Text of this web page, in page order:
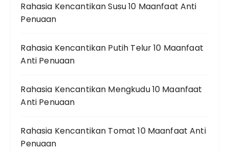
Rahasia Kencantikan Susu 10 Maanfaat Anti
Penuaan
Rahasia Kencantikan Putih Telur 10 Maanfaat
Anti Penuaan
Rahasia Kencantikan Mengkudu 10 Maanfaat
Anti Penuaan
Rahasia Kencantikan Tomat 10 Maanfaat Anti
Penuaan